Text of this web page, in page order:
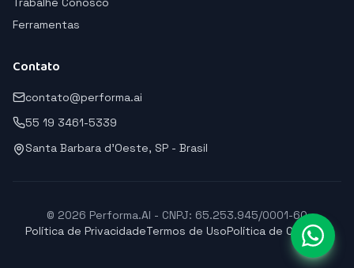
Ferramentas
Contato
contato@performa.ai
55 19 3461-5339
Santa Barbara d'Oeste, SP - Brasil
© 2026 Performa.AI - CNPJ: 65.253.945/0001-60
Política de PrivacidadeTermos de UsoPolítica de Cookies